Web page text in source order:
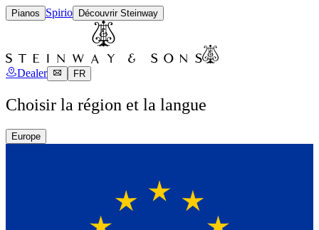
Pianos Spirio Découvrir Steinway
Dealer FR
Choisir la région et la langue
Europe